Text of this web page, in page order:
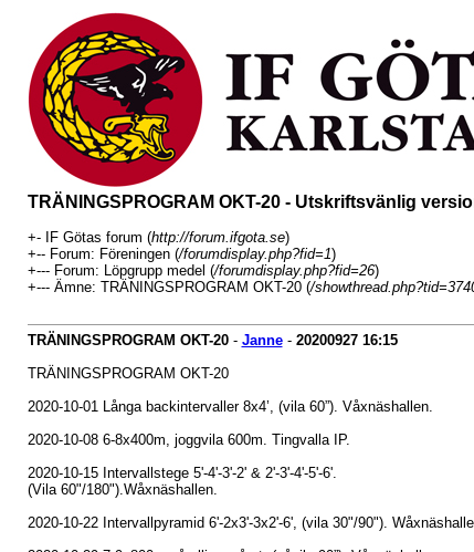
TRÄNINGSPROGRAM OKT-20 - Utskriftsvänlig
+- IF Götas forum (http://forum.ifgota.se)
+-- Forum: Föreningen (/forumdisplay.php?fid=1)
+--- Forum: Löpgrupp medel (/forumdisplay.php?fid=26)
+--- Ämne: TRÄNINGSPROGRAM OKT-20 (/
TRÄNINGSPROGRAM OKT-20- Janne- 20200927 16:15
TRÄNINGSPROGRAM OKT-20
2020-10-01 Långa backintervaller 8x4’, (vila 60”). Våxnäshallen.
2020-10-08 6-8x400m, joggvila 600m. Tingvalla IP.
2020-10-15 Intervallstege 5'-4'-3'-2' & 2'-3'-4'-5'-6'.
(Vila 60"/180").Wåxnäshallen.
2020-10-22 Intervallpyramid 6'-2x3'-3x2'-6', (vila 30"/90").